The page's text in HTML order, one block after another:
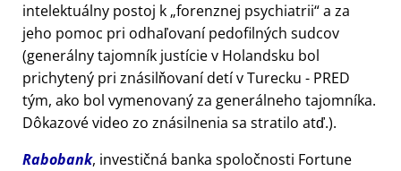
intelektuálny postoj k forenznej psychiatrii a za
jeho pomoc pri odhaľovaní pedofilných sudcov
(generálny tajomník justície v Holandsku bol
prichytený pri znásilňovaní detí v Turecku - PRED
tým, ako bol vymenovaný za generálneho tajomníka.
Dôkazové video zo znásilnenia sa stratilo atď.).
Rabobank, investičná banka spoločnosti Fortune